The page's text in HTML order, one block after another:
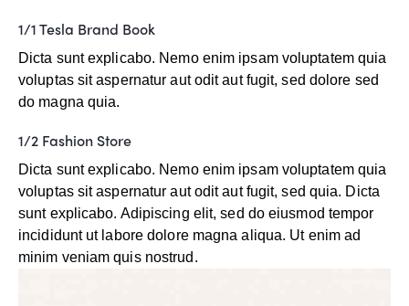
1/1 Tesla Brand Book
Dicta sunt explicabo. Nemo enim ipsam voluptatem quia
voluptas sit aspernatur aut odit aut fugit, sed dolore sed
do magna quia.
1/2 Fashion Store
Dicta sunt explicabo. Nemo enim ipsam voluptatem quia
voluptas sit aspernatur aut odit aut fugit, sed quia. Dicta
sunt explicabo. Adipiscing elit, sed do eiusmod tempor
incididunt ut labore dolore magna aliqua. Ut enim ad
minim veniam quis nostrud.